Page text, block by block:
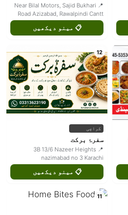
📍 Near Bilal Motors, Sajid Bukhari
Road Azizabad, Rawalpindi Cantt
📋 مینو دیکھیں
12
کراچی
سفرۂ برکت
📍 3B 13/6 Nazeer Heights
nazimabad no 3 Karachi
📋 مینو دیکھیں
11